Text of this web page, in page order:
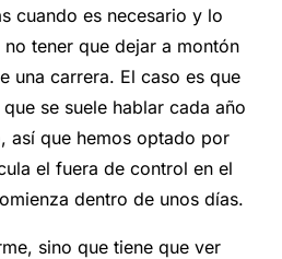
cuando es necesario y lo
tener que dejar a montón
una carrera. El caso es que
se suele hablar cada año
así que hemos optado por
el fuera de control en el
dentro de unos días.
sino que tiene que ver